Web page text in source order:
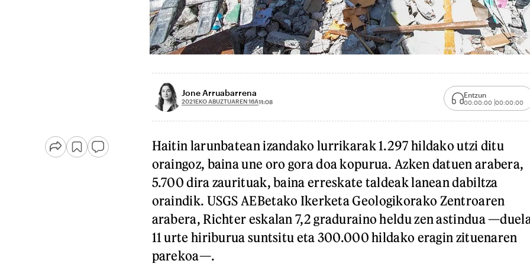
Jone Arruabarrena
2021EKO ABUZTUAREN 16A11:08
Entzun
00:00:00 00:00:00
Haitin larunbatean izandako lurrikarak 1.297 hildako utzi ditu
oraingoz, baina une oro gora doa kopurua. Azken datuen arabera,
5.700 dira zaurituak, baina erreskate taldeak lanean dabiltza
oraindik. USGS AEBetako Ikerketa Geologikorako Zentroaren
arabera, Richter eskalan 7,2 graduraino heldu zen astindua
11 urte hiriburua suntsitu eta 300.000 hildako eragin zituenaren
parekoa—.